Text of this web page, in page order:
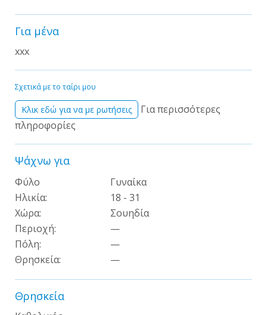
Για μένα
xxx
Σχετικά με το ταίρι μου
Kλικ εδώ για να με ρωτήσεις
Για περισσότερες
πληροφορίες
Ψάχνω για
Φύλο
Γυναίκα
Ηλικία:
18 - 31
Χώρα:
Σουηδία
Περιοχή:
—
Πόλη:
—
Θρησκεία:
—
Θρησκεία